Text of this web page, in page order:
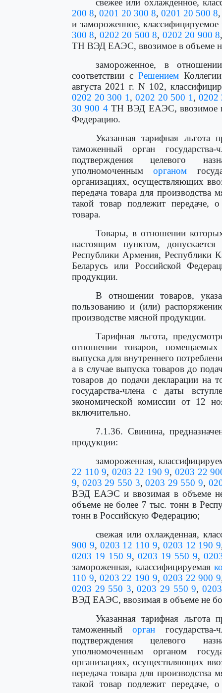
свежее или охлажденное,
200 8, 0201 20 300 8, 0201 20 500 8
и замороженное, классифицируемое
300 8, 0202 20 500 8, 0202 20 900 8
ТН ВЭД ЕАЭС, ввозимое в объеме
замороженное, в
соответствии с РешениемКоллегии
августа 2021 г. N 102,
0202 20 300 1 , 0202 20 500 1 , 0202
30 900 4ТН ВЭД ЕАЭС, ввозимое в
Федерацию.
Указанная тарифная льгота
таможенный орган
подтверждения целевого
уполномоченныморганом
организациях, осуществляющих
передача товара для производства
такой товар подлежит передаче,
товара.
Товары, в отношении
настоящим пунктом, допускается
Республики Армения, Республики
Беларусь или Российской
продукции.
В отношении товаров,
пользованию и (или)
производстве мясной продукции.
Тарифная льгота,
отношении товаров,
выпуска для внутреннего
а в случае выпуска товаров до
товаров до подачи декларации на
государства-члена с даты
экономической комиссии от 12
включительно.
7.1.36. Свинина,
продукции:
замороженная,
22 110 9, 0203 22 190 9,0203 22
9, 0203 29 550 3,0203 29 550 9,
ВЭД ЕАЭС и ввозимая в объеме
объеме не более 7 тыс. тонн в
тонн в Российскую Федерацию;
свежая или охлажденная,
900 9, 0203 12 110 9, 0203 12 190 9
0203 19 150 9, 0203 19 550 9,
замороженная, классифицируемая
110 9, 0203 22 190 9, 0203 22 900 9
0203 29 550 3,0203 29 550 9,
ВЭД ЕАЭС, ввозимая в объеме не
Указанная тарифная льгота
таможенныйорган
подтверждения целевого
уполномоченным органом
организациях, осуществляющих
передача товара для производства
такой товар подлежит передаче,